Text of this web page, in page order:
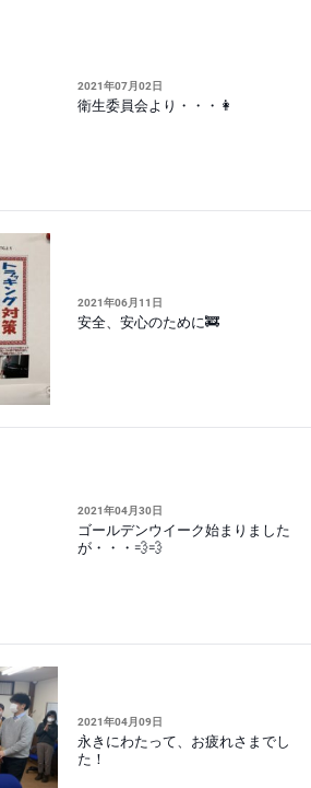
2021年07月02日
衛生委員会より・・・👩
2021年06月11日
安全、安心のために🚒
2021年04月30日
ゴールデンウイーク始まりました
が・・・💨💨
2021年04月09日
永きにわたって、お疲れさまでし
た！